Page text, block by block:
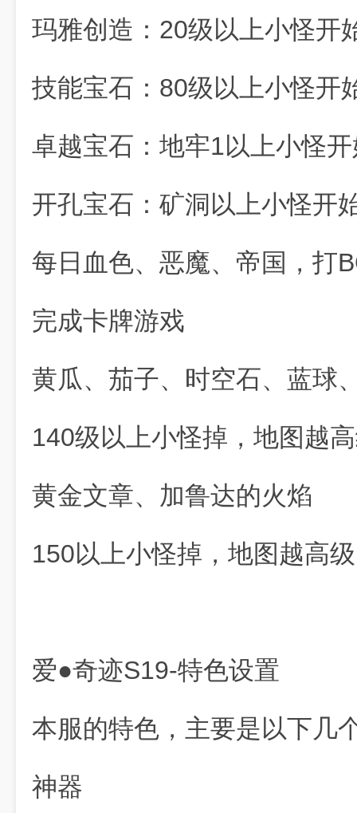
玛雅创造：20级以上小怪开
技能宝石：80级以上小怪开
卓越宝石：地牢1以上小怪
开孔宝石：矿洞以上小怪开
每日血色、恶魔、帝国，打
完成卡牌游戏
黄瓜、茄子、时空石、蓝球
140级以上小怪掉，地图越
黄金文章、加鲁达的火焰
150以上小怪掉，地图越高
爱●奇迹S19-特色设置
本服的特色，主要是以下几
神器